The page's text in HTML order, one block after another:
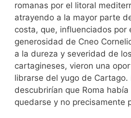
romanas por el litoral
atrayendo a la mayor parte
costa, que, influenciados por
generosidad de Cneo
a la dureza y severidad de
cartagineses, vieron una
librarse del yugo de Cartago.
descubrirían que Roma
quedarse y no precisamente